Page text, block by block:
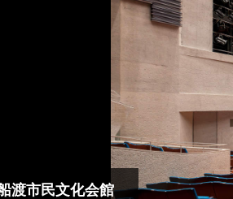
渡市民文化会館